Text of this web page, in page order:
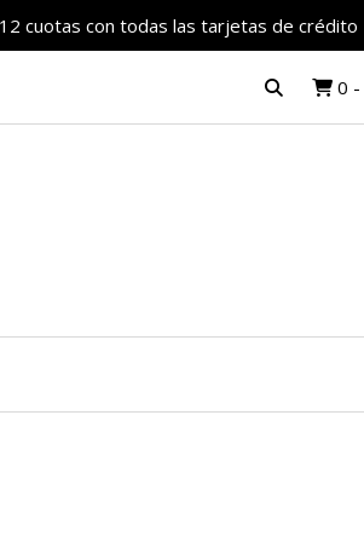
cuotas con todas las tarjetas de crédito
0 -